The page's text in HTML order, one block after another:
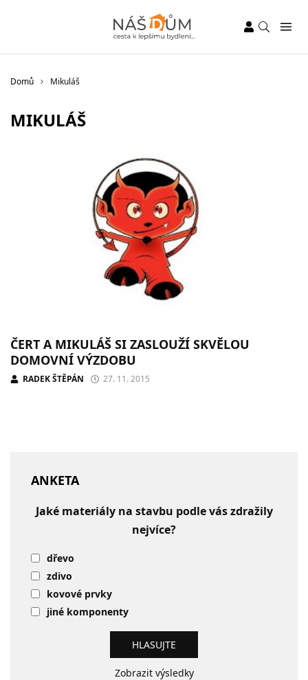
Domů Mikuláš
MIKULÁŠ
ČERT A MIKULÁŠ SI ZASLOUŽÍ SKVĚLOU
DOMOVNÍ VÝZDOBU
RADEK ŠTĚPÁN 27. 11. 2015
ANKETA
Jaké materiály na stavbu podle vás zdražily
nejvíce?
dřevo
zdivo
kovové prvky
jiné komponenty
Zobrazit výsledky